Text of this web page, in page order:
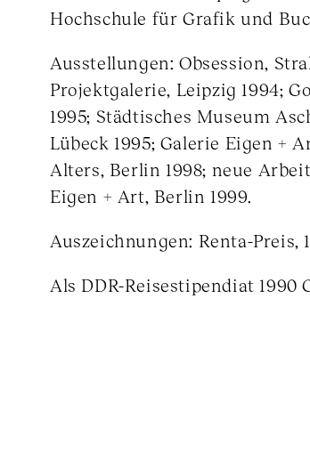
Hochschule für Grafik und
Ausstellungen: Obsession,
Projektgalerie, Leipzig 1994;
1995; Städtisches Museum
Lübeck 1995; Galerie Eigen +
Alters, Berlin 1998; neue
Eigen + Art, Berlin 1999.
Auszeichnungen: Renta-Preis,
Als DDR-Reisestipendiat 1990